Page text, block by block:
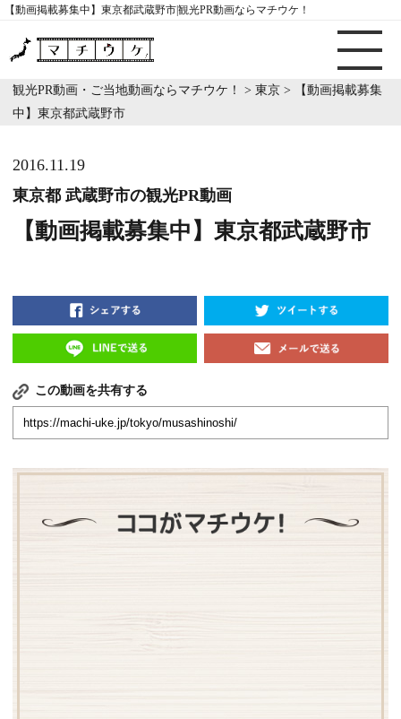
【動画掲載募集中】東京都武蔵野市|観光PR動画ならマチウケ！
観光PR動画・ご当地動画ならマチウケ！ > 東京 >
【動画掲載募集
中】東京都武蔵野市
2016.11.19
東京都 武蔵野市の観光PR動画
【動画掲載募集中】東京都武蔵野市
この動画を共有する